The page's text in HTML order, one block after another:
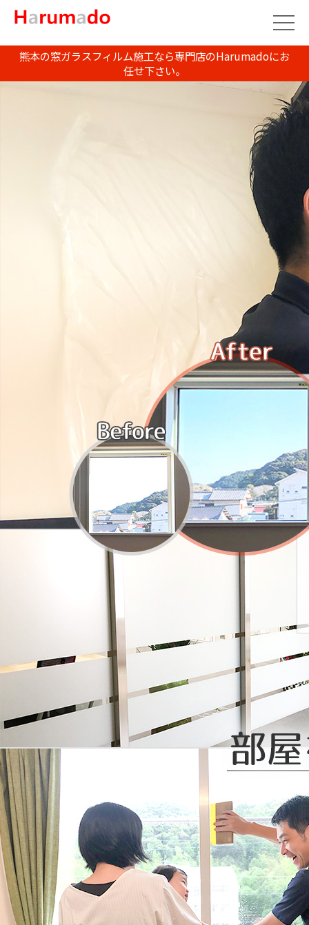
熊本の窓ガラスフィルム施工なら専門店のHarumadoにお
任せ下さい。